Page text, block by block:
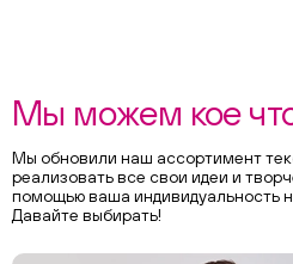
Мы можем кое
Мы обновили наш ассортимент
реализовать все свои идеи и
помощью ваша индивидуальность
Давайте выбирать!